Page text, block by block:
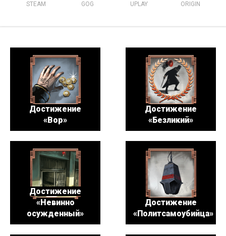
STEAM GOG UPLAY ORIGIN
Достижение
«Вор»
Достижение
«Безликий»
Достижение
«Невинно
осужденный»
Достижение
«Политсамоубийца»